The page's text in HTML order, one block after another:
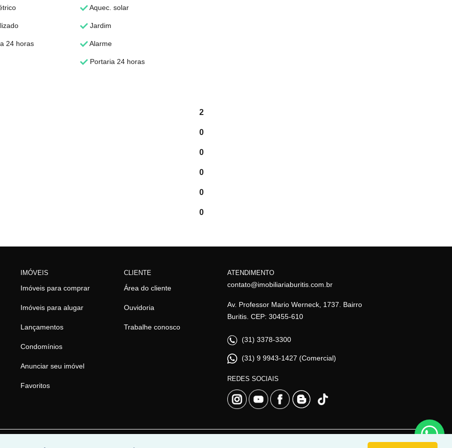
Aquec. solar
Jardim
24 horas Alarme
Portaria 24 horas
2
0
0
0
0
0
IMÓVEIS
Imóveis para comprar
Imóveis para alugar
Lançamentos
Condomínios
Anunciar seu imóvel
Favoritos
CLIENTE
Área do cliente
Ouvidoria
Trabalhe conosco
ATENDIMENTO
contato@imobiliariaburitis.com.br
Av. Professor Mario Werneck, 1737. Bairro
Buritis. CEP: 30455-610
(31) 3378-3300
(31) 9 9943-1427 (Comercial)
REDES SOCIAIS